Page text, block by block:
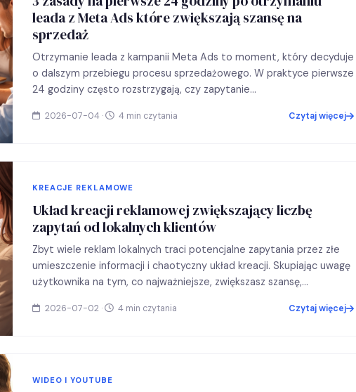
leada z Meta Ads które zwiększają szansę na
sprzedaż
Otrzymanie leada z kampanii Meta Ads to moment, który decyduje
o dalszym przebiegu procesu sprzedażowego. W praktyce pierwsze
24 godziny często rozstrzygają, czy zapytanie…
2026-07-04 · 4 min czytania Czytaj więcej
KREACJE REKLAMOWE
Układ kreacji reklamowej zwiększający liczbę
zapytań od lokalnych klientów
Zbyt wiele reklam lokalnych traci potencjalne zapytania przez złe
umieszczenie informacji i chaotyczny układ kreacji. Skupiając uwagę
użytkownika na tym, co najważniejsze, zwiększasz szansę,…
2026-07-02 · 4 min czytania Czytaj więcej
WIDEO I YOUTUBE